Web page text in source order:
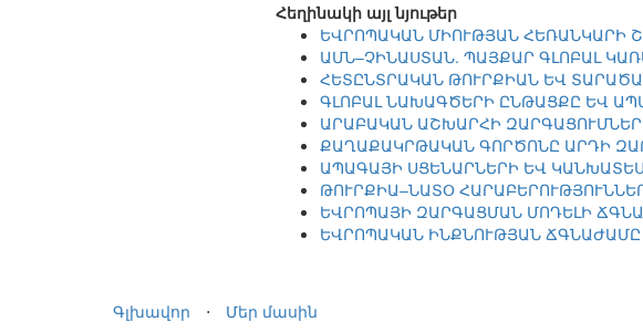
Հեղինակի այլ նյութեր
ԵՎՐՈՊԱԿԱՆ ՄԻՈՒԹՅԱՆ ՀԵՌԱՆԿԱՐԻ
ԱՄՆ–ՉԻՆԱՍՏԱՆ. ՊԱՅՔԱՐ ԳԼՈԲԱԼ
ՀԵՏԸՆՏՐԱԿԱՆ ԹՈՒՐՔԻԱՆ ԵՎ
ԳԼՈԲԱԼ ՆԱԽԱԳԾԵՐԻ ԸՆԹԱՑՔԸ ԵՎ
ԱՐԱԲԱԿԱՆ ԱՇԽԱՐՀԻ
ՔԱՂԱՔԱԿՐԹԱԿԱՆ ԳՈՐԾՈՆԸ ԱՐԴԻ
ԱՊԱԳԱՅԻ ՍՑԵՆԱՐՆԵՐԻ ԵՎ
ԹՈՒՐՔԻԱ–ՆԱՏՕ
ԵՎՐՈՊԱՅԻ ԶԱՐԳԱՑՄԱՆ ՄՈԴԵԼԻ
ԵՎՐՈՊԱԿԱՆ ԻՆՔՆՈՒԹՅԱՆ
Գլխավոր ⋅ Մեր մասին